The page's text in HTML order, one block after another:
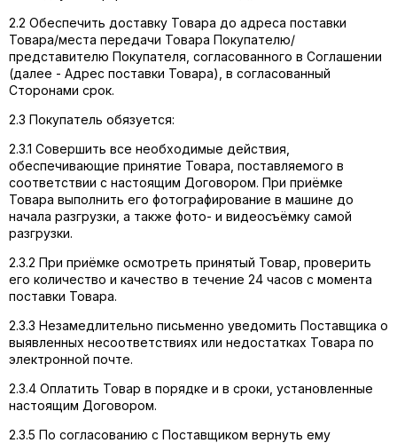
2.2 Обеспечить доставку Товара до адреса поставки
Товара/места передачи Товара Покупателю/
представителю Покупателя, согласованного в Соглашении
(далее - Адрес поставки Товара), в согласованный
Сторонами срок.
2.3 Покупатель обязуется:
2.3.1 Совершить все необходимые действия,
обеспечивающие принятие Товара, поставляемого в
соответствии с настоящим Договором. При приёмке
Товара выполнить его фотографирование в машине до
начала разгрузки, а также фото- и видеосъёмку самой
разгрузки.
2.3.2 При приёмке осмотреть принятый Товар, проверить
его количество и качество в течение 24 часов с момента
поставки Товара.
2.3.3 Незамедлительно письменно уведомить Поставщика о
выявленных несоответствиях или недостатках Товара по
электронной почте.
2.3.4 Оплатить Товар в порядке и в сроки, установленные
настоящим Договором.
2.3.5 По согласованию с Поставщиком вернуть ему